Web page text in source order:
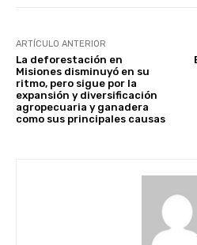
ARTÍCULO ANTERIOR
La deforestación en
Misiones disminuyó en su
ritmo, pero sigue por la
expansión y diversificación
agropecuaria y ganadera
como sus principales causas